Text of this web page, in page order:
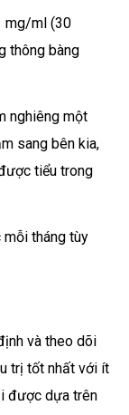
mg/ml (30
thông bàng
nghiêng một
sang bên kia,
tiểu trong
tháng tùy
và theo dõi
trị tốt nhất với ít
được dựa trên